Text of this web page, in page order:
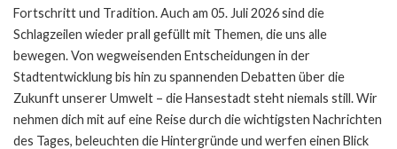
Fortschritt und Tradition. Auch am 05. Juli 2026 sind die
Schlagzeilen wieder prall gefüllt mit Themen, die uns alle
bewegen. Von wegweisenden Entscheidungen in der
Stadtentwicklung bis hin zu spannenden Debatten über die
Zukunft unserer Umwelt – die Hansestadt steht niemals still. Wir
nehmen dich mit auf eine Reise durch die wichtigsten Nachrichten
des Tages, beleuchten die Hintergründe und werfen einen Blick